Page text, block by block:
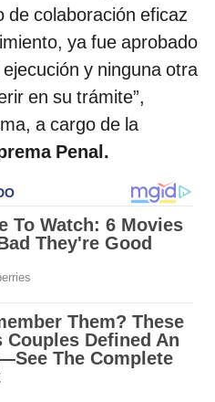
de colaboración eficaz
ya fue aprobado
y ninguna otra
en su trámite”,
a cargo de la
Penal.